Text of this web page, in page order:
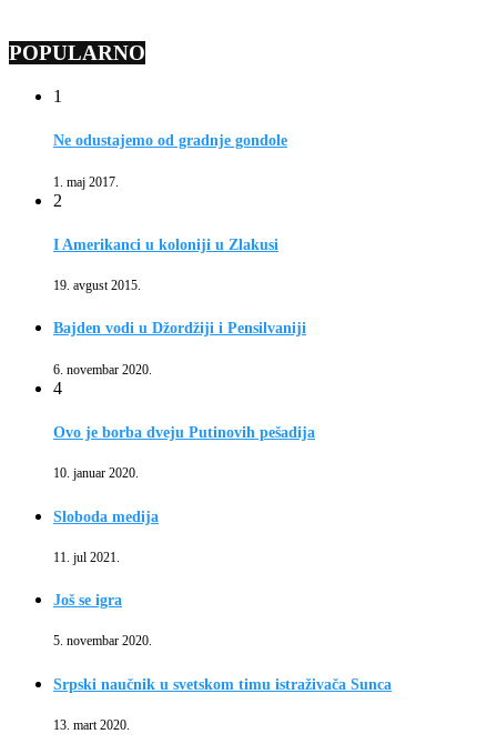
POPULARNO
1
Ne odustajemo od gradnje gondole
1. maj 2017.
2
I Amerikanci u koloniji u Zlakusi
19. avgust 2015.
Bajden vodi u Džordžiji i Pensilvaniji
6. novembar 2020.
4
Ovo je borba dveju Putinovih pešadija
10. januar 2020.
Sloboda medija
11. jul 2021.
Još se igra
5. novembar 2020.
Srpski naučnik u svetskom timu istraživača Sunca
13. mart 2020.